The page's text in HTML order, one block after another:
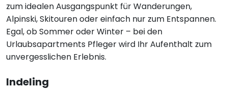
zum idealen Ausgangspunkt für Wanderungen,
Alpinski, Skitouren oder einfach nur zum Entspannen.
Egal, ob Sommer oder Winter – bei den
Urlaubsapartments Pfleger wird Ihr Aufenthalt zum
unvergesslichen Erlebnis.
Indeling